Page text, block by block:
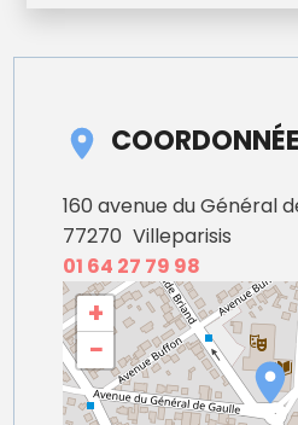
160 avenue du Général
77270 Villeparisis
01 64 27 79 98
+
−